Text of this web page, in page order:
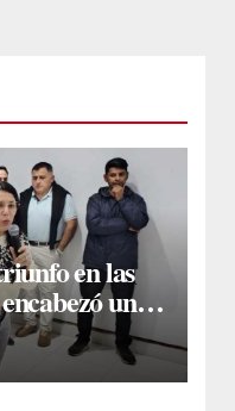
en las
un
y dirigentes